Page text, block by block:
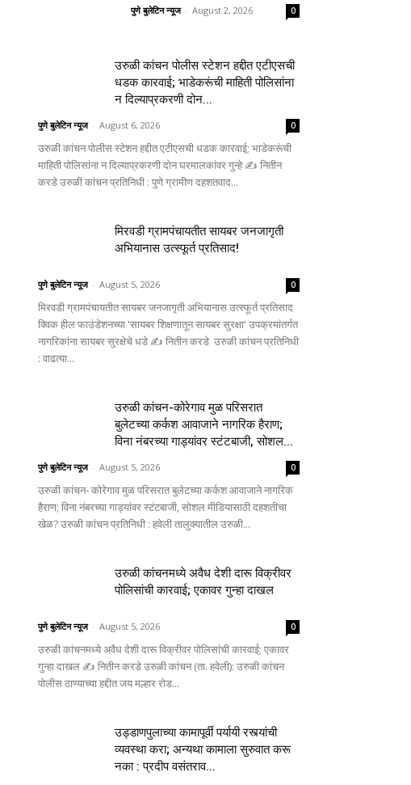
पुणे बुलेटिन न्यूज - August 2, 2026 0
उरुळी कांचन पोलीस स्टेशन हद्दीत एटीएसची
धडक कारवाई; भाडेकरूंची माहिती पोलिसांना
न दिल्याप्रकरणी दोन...
पुणे बुलेटिन न्यूज - August 6, 2026 0
उरुळी कांचन पोलीस स्टेशन हद्दीत एटीएसची धडक कारवाई; भाडेकरूंची
माहिती पोलिसांना न दिल्याप्रकरणी दोन घरमालकांवर गुन्हे ✍️ नितीन
करडे उरुळी कांचन प्रतिनिधी : पुणे ग्रामीण दहशतवाद...
मिरवडी ग्रामपंचायतीत सायबर जनजागृती
अभियानास उत्स्फूर्त प्रतिसाद!
पुणे बुलेटिन न्यूज - August 5, 2026 0
मिरवडी ग्रामपंचायतीत सायबर जनजागृती अभियानास उत्स्फूर्त प्रतिसाद
क्विक हील फाउंडेशनच्या 'सायबर शिक्षणातून सायबर सुरक्षा' उपक्रमांतर्गत
नागरिकांना सायबर सुरक्षेचे धडे ✍️ नितीन करडे उरुळी कांचन प्रतिनिधी
: वाढत्या...
उरुळी कांचन-कोरेगाव मुळ परिसरात
बुलेटच्या कर्कश आवाजाने नागरिक हैराण;
विना नंबरच्या गाड्यांवर स्टंटबाजी, सोशल...
पुणे बुलेटिन न्यूज - August 5, 2026 0
उरुळी कांचन- कोरेगाव मुळ परिसरात बुलेटच्या कर्कश आवाजाने नागरिक
हैराण; विना नंबरच्या गाड्यांवर स्टंटबाजी, सोशल मीडियासाठी दहशतीचा
खेळ? उरुळी कांचन प्रतिनिधी : हवेली तालुक्यातील उरुळी...
उरुळी कांचनमध्ये अवैध देशी दारू विक्रीवर
पोलिसांची कारवाई; एकावर गुन्हा दाखल
पुणे बुलेटिन न्यूज - August 5, 2026 0
उरुळी कांचनमध्ये अवैध देशी दारू विक्रीवर पोलिसांची कारवाई; एकावर
गुन्हा दाखल ✍️ नितीन करडे उरुळी कांचन (ता. हवेली): उरुळी कांचन
पोलीस ठाण्याच्या हद्दीत जय मल्हार रोड...
उड्डाणपुलाच्या कामापूर्वी पर्यायी रस्त्यांची
व्यवस्था करा; अन्यथा कामाला सुरुवात करू
नका : प्रदीप वसंतराव...